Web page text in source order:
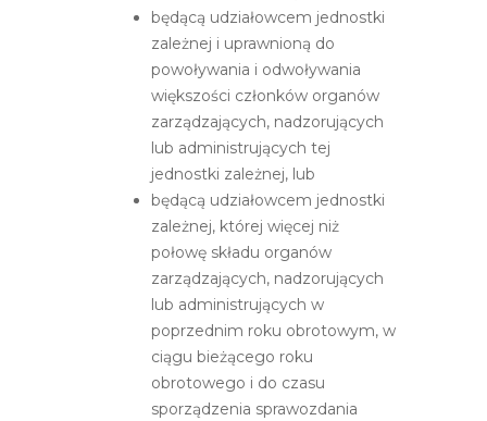
będącą udziałowcem jednostki
zależnej i uprawnioną do
powoływania i odwoływania
większości członków organów
zarządzających, nadzorujących
lub administrujących tej
jednostki zależnej, lub
będącą udziałowcem jednostki
zależnej, której więcej niż
połowę składu organów
zarządzających, nadzorujących
lub administrujących w
poprzednim roku obrotowym, w
ciągu bieżącego roku
obrotowego i do czasu
sporządzenia sprawozdania